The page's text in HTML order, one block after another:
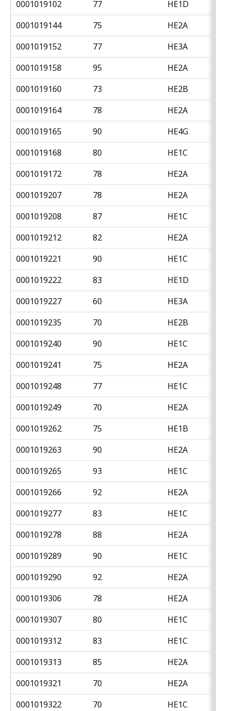
0001019102 77
HE1D
0001019144
75
HE2A
0001019152
77
HE3A
0001019158
95
HE2A
0001019160
73
HE2B
0001019164
78
HE2A
0001019165
90
HE4G
0001019168
80
HE1C
0001019172
78
HE2A
0001019207
78
HE2A
0001019208
87
HE1C
0001019212
82
HE2A
0001019221
90
HE1C
0001019222
83
HE1D
0001019227
60
HE3A
0001019235
70
HE2B
0001019240
90
HE1C
0001019241
75
HE2A
0001019248
77
HE1C
0001019249
70
HE2A
0001019262
75
HE1B
0001019263
90
HE2A
0001019265
93
HE1C
0001019266
92
HE2A
0001019277
83
HE1C
0001019278
88
HE2A
0001019289
90
HE1C
0001019290
92
HE2A
0001019306
78
HE2A
0001019307
80
HE1C
0001019312
83
HE1C
0001019313
85
HE2A
0001019321
70
HE2A
0001019322
70
HE1C